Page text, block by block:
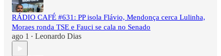
RÁDIO CAFÉ #631: PP isola Flávio, Mendonça cerca Lulinha,
Moraes ronda TSE e Fauci se cala no Senado
ago 1 • Leonardo Dias